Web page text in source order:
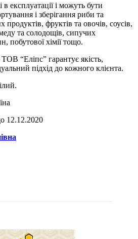
в експлуатації і можуть бути
і зберігання риби та
фруктів та овочів, соусів,
та солодощів, сипучих
побутової хімії тощо.
“Еліпс” гарантує якість,
підхід до кожного клієнта.
12.12.2020